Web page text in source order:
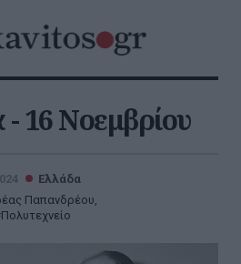
16 Νοεμβρίου
Ελλάδα
Παπανδρέου,
Πολυτεχνείο